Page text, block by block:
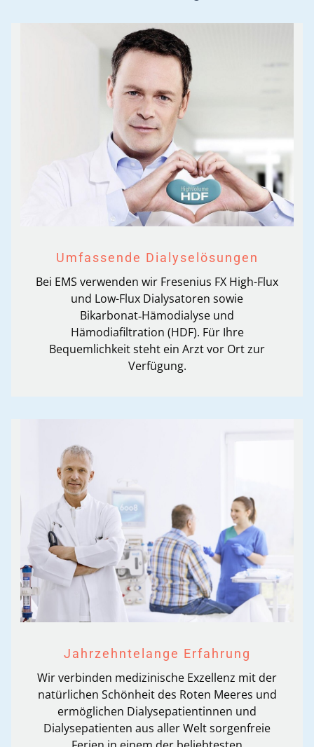
Umfassende Dialyselösungen
Bei EMS verwenden wir Fresenius FX High-Flux
und Low-Flux Dialysatoren sowie
Bikarbonat‑Hämodialyse und
Hämodiafiltration (HDF). Für Ihre
Bequemlichkeit steht ein Arzt vor Ort zur
Verfügung.
Jahrzehntelange Erfahrung
Wir verbinden medizinische Exzellenz mit der
natürlichen Schönheit des Roten Meeres und
ermöglichen Dialysepatientinnen und
Dialysepatienten aus aller Welt sorgenfreie